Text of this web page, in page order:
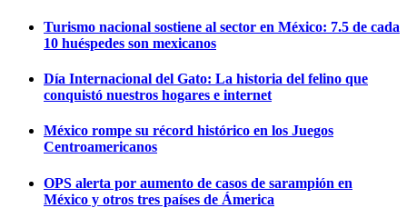
Turismo nacional sostiene al sector en México: 7.5 de cada
10 huéspedes son mexicanos
Día Internacional del Gato: La historia del felino que
conquistó nuestros hogares e internet
México rompe su récord histórico en los Juegos
Centroamericanos
OPS alerta por aumento de casos de sarampión en
México y otros tres países de Ámerica